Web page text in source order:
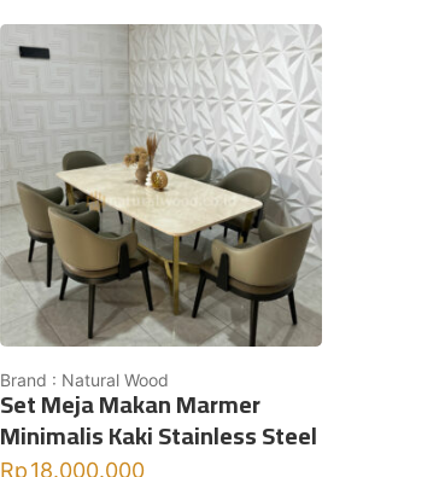
Brand : Natural Wood
Set Meja Makan Marmer
Minimalis Kaki Stainless Steel
Rp18.000.000